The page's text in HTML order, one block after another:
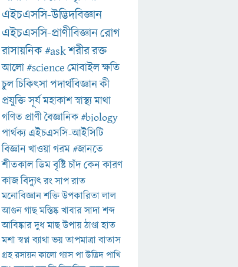
এইচএসসি-উদ্ভিদবিজ্ঞান
এইচএসসি-প্রাণীবিজ্ঞানরোগ
রাসায়নিক#askশরীররক্ত
আলো#scienceমোবাইলক্ষতি
চুলচিকিৎসাপদার্থবিজ্ঞানকী
প্রযুক্তিসূর্যমহাকাশস্বাস্থ্যমাথা
গণিত প্রাণীবৈজ্ঞানিক#biology
পার্থক্য এইচএসসি-আইসিটি
বিজ্ঞানখাওয়াগরম#জানতে
শীতকালডিমবৃষ্টিচাঁদকেনকারণ
কাজবিদ্যুৎরংসাপরাত
মনোবিজ্ঞানশক্তিউপকারিতালাল
আগুনগাছমস্তিষ্কখাবারসাদাশব্দ
আবিষ্কারদুধমাছউপায়ঠাণ্ডাহাত
মশাস্বপ্নব্যাথাভয়তাপমাত্রাবাতাস
গ্রহরসায়নকালোগ্যাসপাউদ্ভিদপাখি